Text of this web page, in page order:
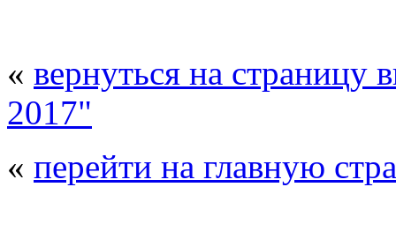
« вернуться на страницу
2017"
« перейти на главную